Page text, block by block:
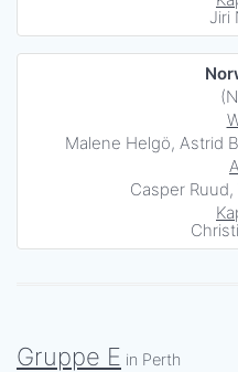
Jiri
Malene Helgö, Astrid
Casper
Gruppe E in Perth